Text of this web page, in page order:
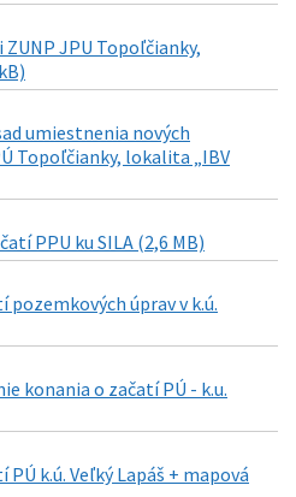
JPU Topoľčianky,
umiestnenia nových
Topoľčianky, lokalita „IBV
PPU ku SILA (2,6 MB)
pozemkových úprav v k.ú.
konania o začatí PÚ - k.u.
k.ú. Veľký Lapáš + mapová